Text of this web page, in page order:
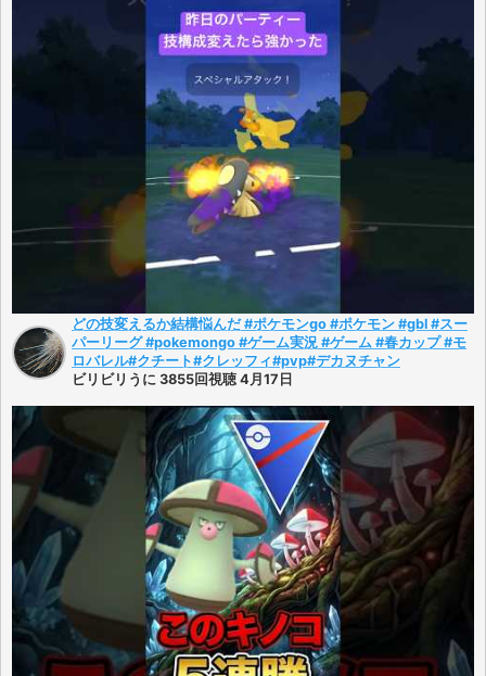
どの技変えるか結構悩んだ #ポケモンgo #ポケモン #gbl #スー
パーリーグ #pokemongo #ゲーム実況 #ゲーム #春カップ #モ
ロバレル#クチート#クレッフィ#pvp#デカヌチャン
ビリビリうに 3855回視聴 4月17日